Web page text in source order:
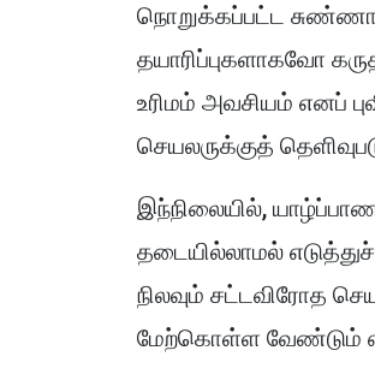
நொறுக்கப்பட்ட
தயாரிப்புகளாகவோ
உரிமம் அவசியம் எனப்
செயலருக்குத்
இந்நிலையில்,
தடையில்லாமல்
நிலவும் சட்டவிரோத
மேற்கொள்ள வேண்டும்